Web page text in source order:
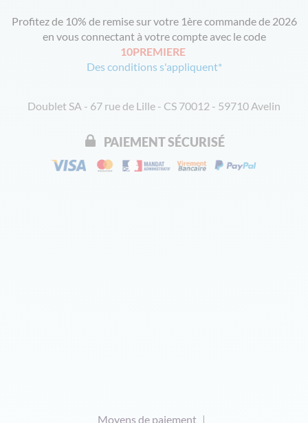
Profitez de 10% de remise sur votre 1ère commande de 2026
en vous connectant à votre compte avec le code
10PREMIERE
Des conditions s'appliquent*
Doublet SA - 67 rue de Lille - CS 70012 - 59710 Avelin
PAIEMENT SÉCURISÉ
Moyens de paiement